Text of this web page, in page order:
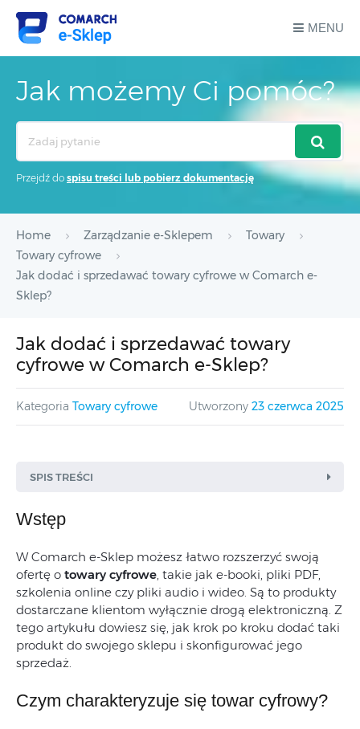
MENU
Jak możemy Ci pomóc?
Przejdź do spisu treści lub pobierz dokumentację
Home Zarządzanie e-Sklepem
Towary
Towary cyfrowe
Jak dodać i sprzedawać towary cyfrowe w Comarch e-
Sklep?
Jak dodać i sprzedawać towary
cyfrowe w Comarch e-Sklep?
Kategoria Towary cyfrowe Utworzony 23 czerwca 2025
SPIS TREŚCI
Wstęp
W Comarch e-Sklep możesz łatwo rozszerzyć swoją
ofertę o towary cyfrowe , takie jak e-booki, pliki PDF,
szkolenia online czy pliki audio i wideo. Są to produkty
dostarczane klientom wyłącznie drogą elektroniczną. Z
tego artykułu dowiesz się, jak krok po kroku dodać taki
produkt do swojego sklepu i skonfigurować jego
sprzedaż.
Czym charakteryzuje się towar cyfrowy?